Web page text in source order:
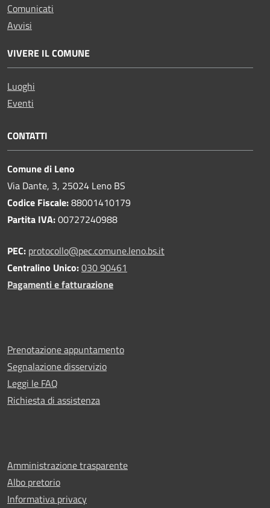
Comunicati
Avvisi
VIVERE IL COMUNE
Luoghi
Eventi
CONTATTI
Comune di Leno
Via Dante, 3, 25024 Leno BS
Codice Fiscale:88001410179
Partita IVA:00727240988
PEC: protocollo@pec.comune.leno.bs.it
Centralino Unico:030 90461
Pagamenti e fatturazione
Prenotazione appuntamento
Segnalazione disservizio
Leggi le FAQ
Richiesta di assistenza
Amministrazione trasparente
Albo pretorio
Informativa privacy